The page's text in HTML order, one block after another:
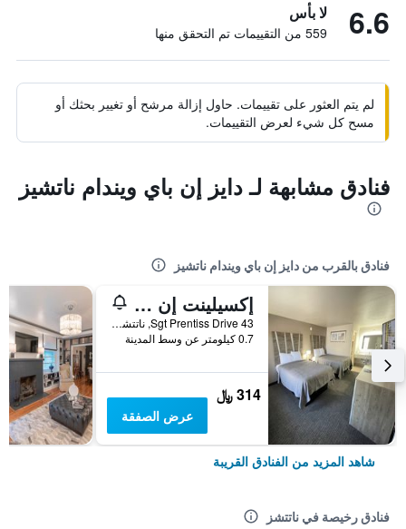
6.6 لا بأس
559 من التقييمات تم التحقق منها
لم يتم العثور على تقييمات. حاول إزالة مرشح أو تغيير بحثك أو
مسح كل شيء لعرض التقييمات.
فنادق مشابهة لـ دايز إن باي ويندام ناتشيز
فنادق بالقرب من دايز إن باي ويندام ناتشيز
إكسيلينت إن آند سويتس
43 Sgt Prentiss Drive, ناتتشز, MS, الولايات المتحدة الأميريكية
0.7 كيلومتر عن وسط المدينة
314 ﷼
عرض الصفقة
شاهد المزيد من الفنادق القريبة
فنادق رخيصة في ناتتشز